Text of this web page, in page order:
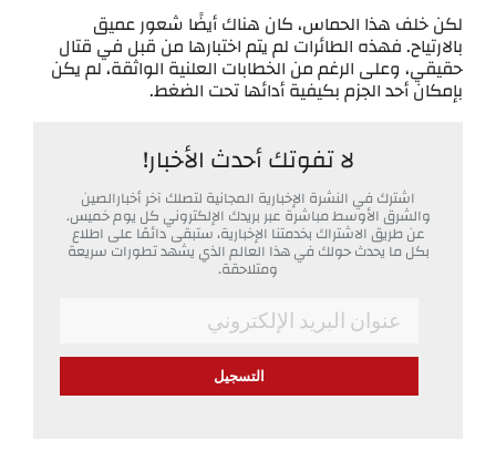
لكن خلف هذا الحماس، كان هناك أيضًا شعور عميق
بالارتياح. فهذه الطائرات لم يتم اختبارها من قبل في قتال
حقيقي، وعلى الرغم من الخطابات العلنية الواثقة، لم يكن
بإمكان أحد الجزم بكيفية أدائها تحت الضغط.
لا تفوتك أحدث الأخبار!
اشترك في النشرة الإخبارية المجانية لتصلك آخر أخبارالصين
والشرق الأوسط مباشرة عبر بريدك الإلكتروني كل يوم خميس.
عن طريق الاشتراك بخدمتنا الإخبارية، ستبقى دائمًا على اطلاع
بكل ما يحدث حولك في هذا العالم الذي يشهد تطورات سريعة
ومتلاحقة.
Email
*